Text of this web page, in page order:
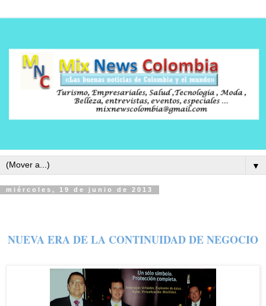
▼
miércoles, 19 de junio de 2013
NUEVA ERA DE LA CONTINUIDAD DE NEGOCIO